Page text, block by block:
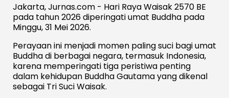
Jakarta, Jurnas.com - Hari Raya Waisak 2570 BE
pada tahun 2026 diperingati umat Buddha pada
Minggu, 31 Mei 2026.
Perayaan ini menjadi momen paling suci bagi umat
Buddha di berbagai negara, termasuk Indonesia,
karena memperingati tiga peristiwa penting
dalam kehidupan Buddha Gautama yang dikenal
sebagai Tri Suci Waisak.